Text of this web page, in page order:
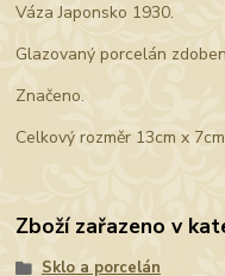
Váza Japonsko 1930.
Glazovaný porcelán
Značeno.
Celkový rozměr 13cm x
Zboží zařazeno v
Sklo a porcelán